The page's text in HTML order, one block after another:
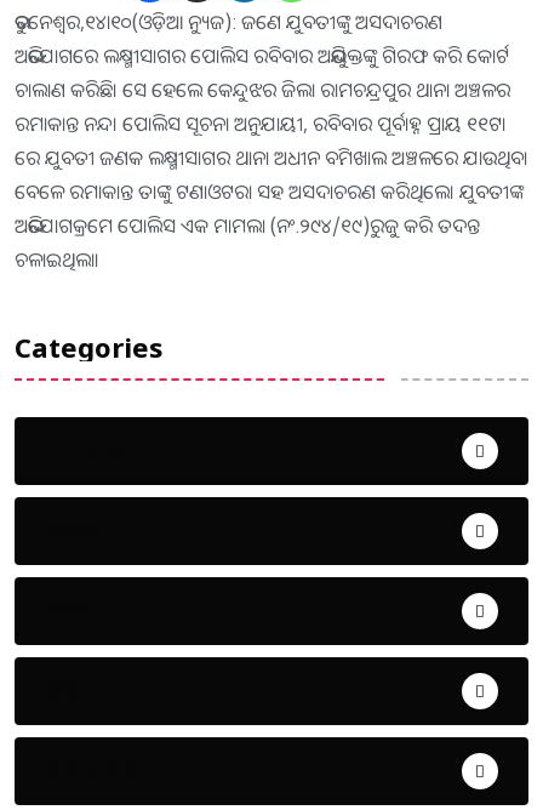
ଭୁବନେଶ୍ବର,୧୪ା୧୦(ଓଡ଼ିଆ ନ୍ୟୁଜ): ଜଣେ ଯୁବତୀଙ୍କୁ ଅସଦାଚରଣ
ଅଭିଯୋଗରେ ଲକ୍ଷ୍ମୀସାଗର ପୋଲିସ ରବିବାର ଅଭିଯୁକ୍ତଙ୍କୁ ଗିରଫ କରି କୋର୍ଟ
ଚାଲାଣ କରିଛି। ସେ ହେଲେ କେନ୍ଦୁଝର ଜିଲା ରାମଚନ୍ଦ୍ରପୁର ଥାନା ଅଞ୍ଚଳର
ରମାକାନ୍ତ ନନ୍ଦ। ପୋଲିସ ସୂଚନା ଅନୁଯାୟୀ, ରବିବାର ପୂର୍ବାହ୍ନ ପ୍ରାୟ ୧୧ଟା
ରେ ଯୁବତୀ ଜଣକ ଲକ୍ଷ୍ମୀସାଗର ଥାନା ଅଧୀନ ବମିଖାଲ ଅଞ୍ଚଳରେ ଯାଉଥିବା
ବେଳେ ରମାକାନ୍ତ ତାଙ୍କୁ ଟଣାଓଟରା ସହ ଅସଦାଚରଣ କରିଥିଲେ। ଯୁବତୀଙ୍କ
ଅଭିଯୋଗକ୍ରମେ ପୋଲିସ ଏକ ମାମଲା (ନଂ.୨୯୪/୧୯)ରୁଜୁ କରି ତଦନ୍ତ
ଚଳାଇଥିଲା।
Categories